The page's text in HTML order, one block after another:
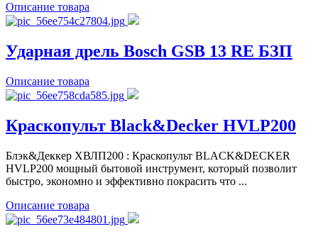
Описание товара
Ударная дрель Bosch GSB 13 RE БЗП
Описание товара
Краскопульт Black&Decker HVLP200
Блэк&Деккер ХВЛП200 : Краскопульт BLACK&DECKER
HVLP200 мощный бытовой инструмент, который позволит
быстро, экономно и эффективно покрасить что ...
Описание товара